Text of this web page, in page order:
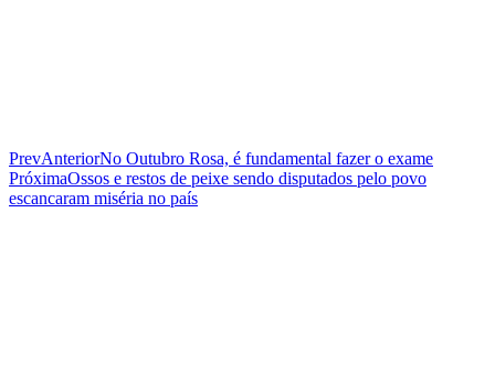
PrevAnteriorNo Outubro Rosa, é fundamental fazer o exame
PróximaOssos e restos de peixe sendo disputados pelo povo
escancaram miséria no país